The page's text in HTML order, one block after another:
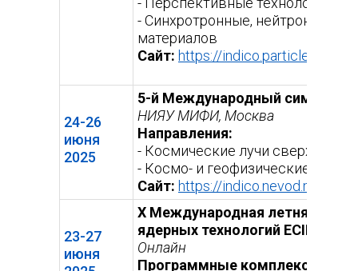
- Синхротронные, нейтронные и
материалов
Сайт: https://
24-26
июня
2025
5-й Международный
НИЯУ МИФИ, Москва
Направления:
- Космические лучи
- Космо- и геофизические
Сайт: https://
23-27
июня
X Международная летняя
ядерных технологий ECINT
Онлайн
Программные комплексы: